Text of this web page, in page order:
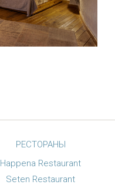
РЕСТОРАНЫ
Happena Restaurant
Seten Restaurant